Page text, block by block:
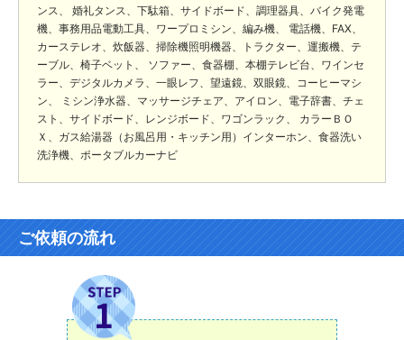
ンス、 婚礼タンス、下駄箱、サイドボード、調理器具、バイク発電
機、事務用品電動工具、ワープロミシン、編み機、 電話機、FAX、
カーステレオ、炊飯器、掃除機照明機器、トラクター、運搬機、テ
ーブル、椅子ベット、 ソファー、食器棚、本棚テレビ台、ワインセ
ラー、デジタルカメラ、一眼レフ、望遠鏡、双眼鏡、コーヒーマシ
ン、 ミシン浄水器、マッサージチェア、アイロン、電子辞書、チェ
スト、サイドボード、レンジボード、ワゴンラック、 カラーＢＯ
Ｘ、ガス給湯器（お風呂用・キッチン用）インターホン、食器洗い
洗浄機、ポータブルカーナビ
ご依頼の流れ